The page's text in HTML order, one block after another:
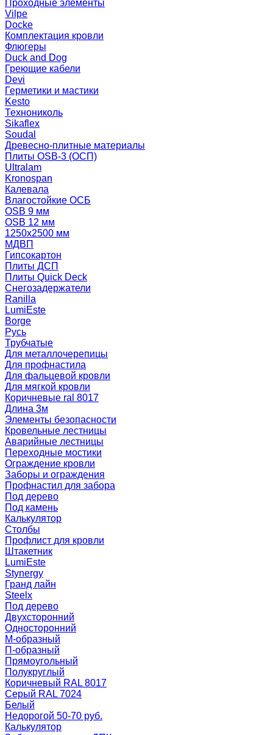
Проходные элементы
Vilpe
Docke
Комплектация кровли
Флюгеры
Duck and Dog
Греющие кабели
Devi
Герметики и мастики
Kesto
Технониколь
Sikaflex
Soudal
Древесно-плитные материалы
Плиты OSB-3 (ОСП)
Ultralam
Kronospan
Калевала
Влагостойкие ОСБ
OSB 9 мм
OSB 12 мм
1250х2500 мм
МДВП
Гипсокартон
Плиты ДСП
Плиты Quick Deck
Снегозадержатели
Ranilla
LumiEste
Borge
Русь
Трубчатые
Для металлочерепицы
Для профнастила
Для фальцевой кровли
Для мягкой кровли
Коричневые ral 8017
Длина 3м
Элементы безопасности
Кровельные лестницы
Аварийные лестницы
Переходные мостики
Ограждение кровли
Заборы и ограждения
Профнастил для забора
Под дерево
Под камень
Калькулятор
Столбы
Профлист для кровли
Штакетник
LumiEste
Stynergy
Гранд лайн
Steelx
Под дерево
Двухсторонний
Односторонний
М-образный
П-образный
Прямоугольный
Полукруглый
Коричневый RAL 8017
Серый RAL 7024
Белый
Недорогой 50-70 руб.
Калькулятор